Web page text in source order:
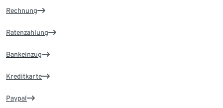
Rechnung
Ratenzahlung
Bankeinzug
Kreditkarte
Paypal